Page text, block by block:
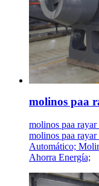
molinos paa
molinos paa
molinos paa
Automático;
Ahorra Energía;